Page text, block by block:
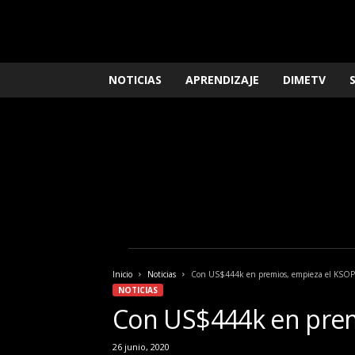
o
a
s
a
NOTICIAS APRENDIZAJE DIMETV
Inicio Noticias
Con US$444k en premios, empieza el
NOTICIAS
Con US$444k en
26 junio, 2020